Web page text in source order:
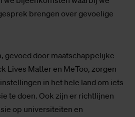
brengen over gevoelige
gevoed door maatschappelijke
Lives Matter en MeToo, zorgen
in het hele land om iets
te doen. Ook zijn er richtlijnen
op universiteiten en